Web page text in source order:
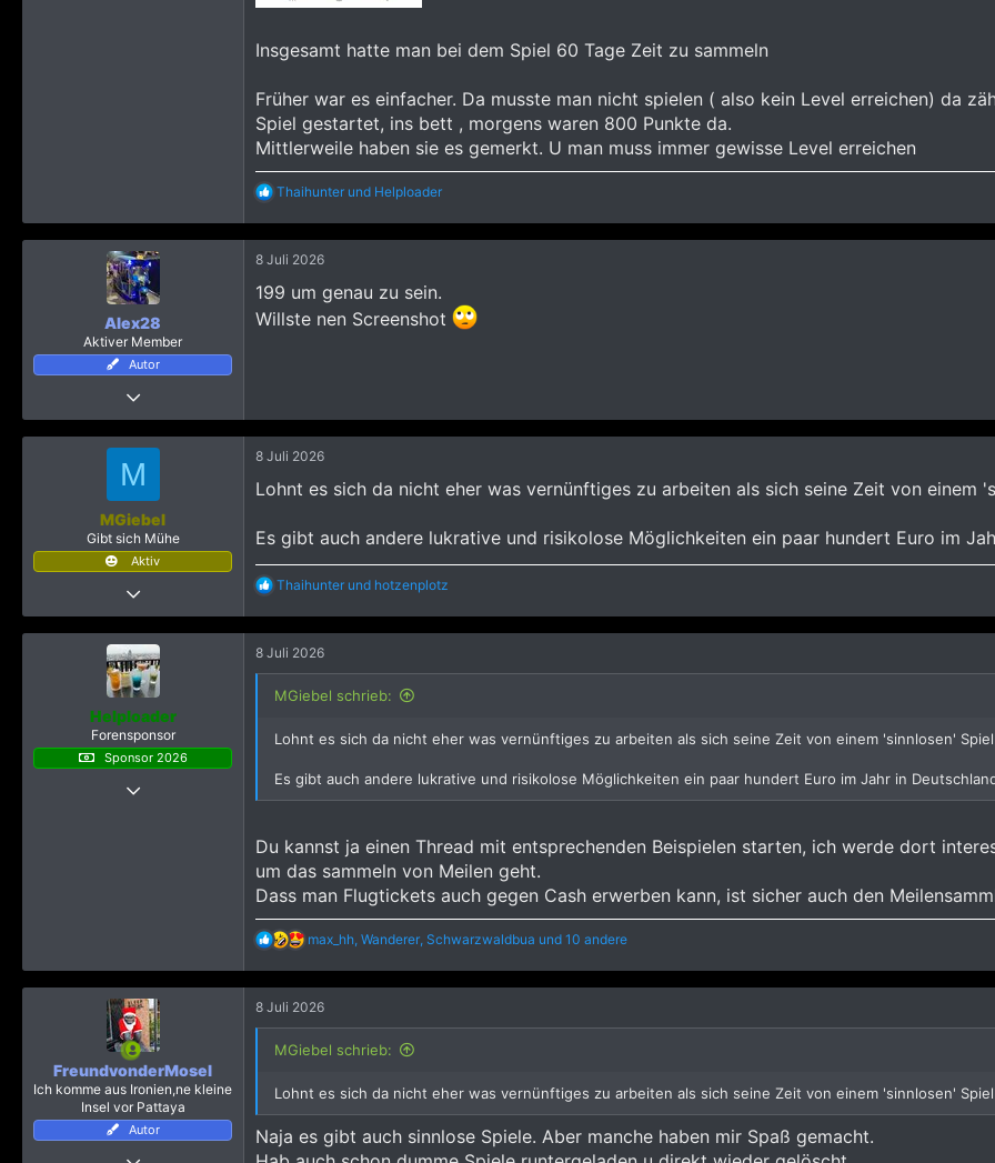
Insgesamt hatte man bei dem Spiel 60 Tage Zeit zu sammeln
Früher war es einfacher. Da musste man nicht spielen ( also kein Level erreichen) da
Spiel gestartet, ins bett , morgens waren 800 Punkte da.
Mittlerweile haben sie es gemerkt. U man muss immer gewisse Level erreichen
R
a
k
t
o
n
Thaihunter und Helploader
Alex28
Aktiver Member
Autor
25 Januar 2017
156
8 Juli 2026
199 um genau zu sein.
Willste nen Screenshot
M
MGiebel
Gibt sich Mühe
Aktiv
27 Januar 2024
277
8 Juli 2026
Lohnt es sich da nicht eher was vernünftiges zu arbeiten als sich seine Zeit von einem
Es gibt auch andere lukrative und risikolose Möglichkeiten ein paar hundert Euro im
R
a
k
t
i
o
n
Thaihunter und hotzenplotz
Helploader
Forensponsor
Sponsor 2026
8 Juli 2026
MGiebel schrieb:
Lohnt es sich da nicht eher was vernünftiges zu arbeiten als sich seine Zeit von einem 'sinnlosen'
Es gibt auch andere lukrative und risikolose Möglichkeiten ein paar hundert Euro im Jahr in
Du kannst ja einen Thread mit entsprechenden Beispielen starten, ich werde dort
um das sammeln von Meilen geht.
Dass man Flugtickets auch gegen Cash erwerben kann, ist sicher auch den
R
a
k
t
i
o
n
:
max_hh, Wanderer, Schwarzwaldbua und 10 andere
FreundvonderMosel
Ich komme aus Ironien,ne kleine
Insel vor Pattaya
Autor
8 Juli 2026
MGiebel schrieb:
Lohnt es sich da nicht eher was vernünftiges zu arbeiten als sich seine Zeit von einem 'sinnlosen'
Naja es gibt auch sinnlose Spiele. Aber manche haben mir Spaß gemacht.